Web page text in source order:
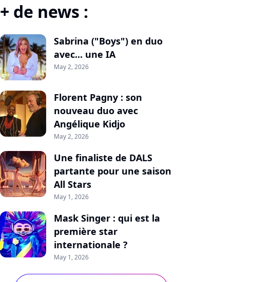
+ de news :
Sabrina ("Boys") en duo
avec... une IA
May 2, 2026
Florent Pagny : son
nouveau duo avec
Angélique Kidjo
May 2, 2026
Une finaliste de DALS
partante pour une saison
All Stars
May 1, 2026
Mask Singer : qui est la
première star
internationale ?
May 1, 2026